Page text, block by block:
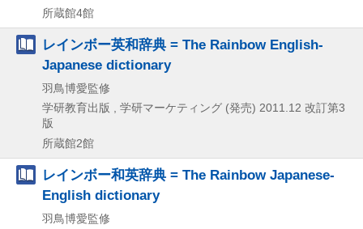
所蔵館4館
レインボー英和辞典 = The Rainbow English-
Japanese dictionary
羽鳥博愛監修
学研教育出版 , 学研マーケティング (発売) 2011.12 改訂第3
版
所蔵館2館
レインボー和英辞典 = The Rainbow Japanese-
English dictionary
羽鳥博愛監修